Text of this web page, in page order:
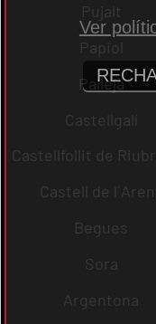
Pujalt
Papiol
Pallejà
Castellgalí
Castellfollit de
Castell de
Begues
Sora
Argentona
Ver